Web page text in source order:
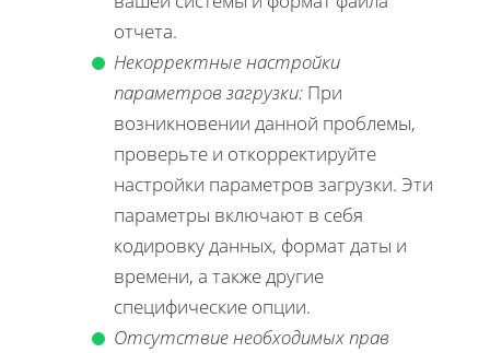
отчета.
Некорректные настройки
параметров загрузки: При
возникновении данной проблемы,
проверьте и откорректируйте
настройки параметров загрузки. Эти
параметры включают в себя
кодировку данных, формат даты и
времени, а также другие
специфические опции.
Отсутствие необходимых прав